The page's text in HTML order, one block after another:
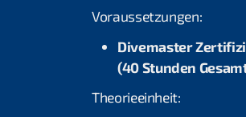
Voraussetzungen:
Divemaster
(40 Stunden
Theorieeinheit: